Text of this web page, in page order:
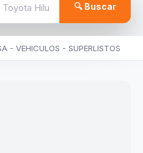
🔍 Buscar
- VEHICULOS - SUPERLISTOS